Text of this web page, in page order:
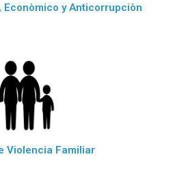
Econòmico y Anticorrupciòn
Violencia Familiar